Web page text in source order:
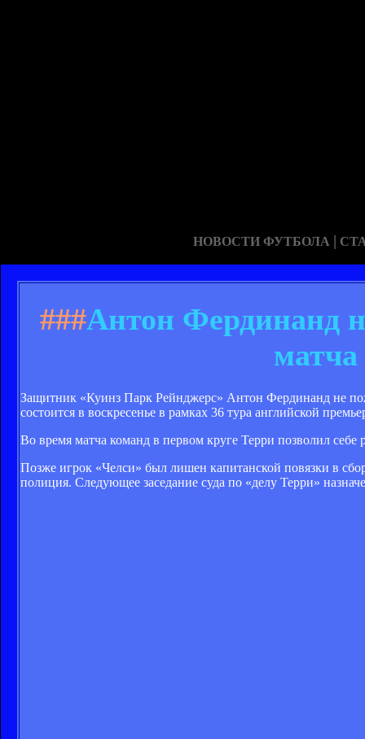
НОВОСТИ ФУТБОЛА |
###Антон Фердинанд
Защитник «Куинз Парк Рейнджерс» Антон Фердинанд не
состоится в воскресенье в рамках 36 тура английской
Во время матча команд в первом круге Терри позволил
Позже игрок «Челси» был лишен капитанской повязки в
полиция. Следующее заседание суда по «делу Терри»